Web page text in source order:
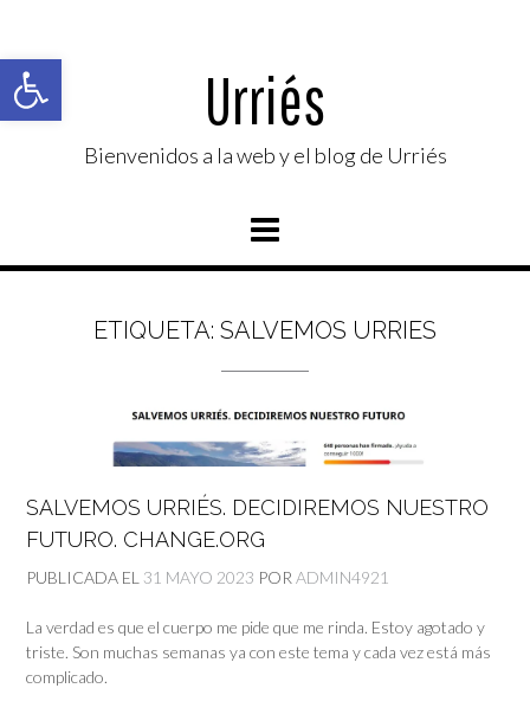
Abrir barra de herramientas
contenido
Urriés
Bienvenidos a la web y el blog de Urriés
ETIQUETA: SALVEMOS URRIES
SALVEMOS URRIÉS. DECIDIREMOS NUESTRO
FUTURO. CHANGE.ORG
PUBLICADA EL 31 MAYO 2023 POR ADMIN4921
La verdad es que el cuerpo me pide que me rinda. Estoy agotado y
triste. Son muchas semanas ya con este tema y cada vez está más
complicado.